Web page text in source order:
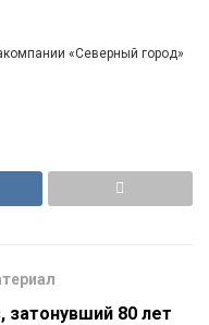
«Северный город»
затонувший 80 лет